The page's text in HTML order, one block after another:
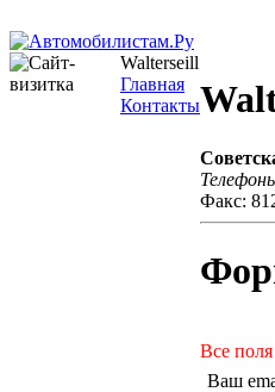
Walterseill
Главная
Контакты
Факс:
Все поля
Ваш